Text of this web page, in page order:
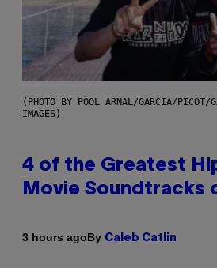
(PHOTO BY POOL ARNAL/GARCIA/PICOT/
IMAGES)
4 of the Greatest
Movie Soundtracks
3 hours agoBy Caleb Catlin